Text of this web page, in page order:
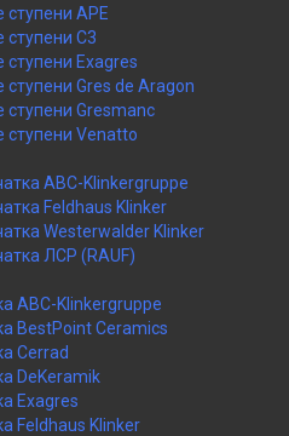
APE
C3
Exagres
Gres de Aragon
Gresmanc
ступени Venatto
ABC-Klinkergruppe
Feldhaus Klinker
Westerwalder Klinker
ЛСР (RAUF)
ABC-Klinkergruppe
BestPoint Ceramics
Cerrad
DeKeramik
Exagres
Feldhaus Klinker